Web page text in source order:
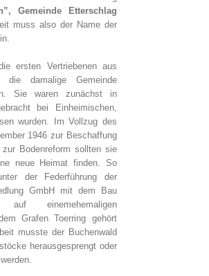
Gemeinde Etterschlag
muss also der Name der
ersten Vertriebenen aus
die damalige Gemeinde
Sie waren zunächst in
bei Einheimischen,
wurden. Im Vollzug des
1946 zur Beschaffung
Bodenreform sollten sie
neue Heimat finden. So
der Federführung der
GmbH mit dem Bau
einemehemaligen
Grafen Toerring gehört
musste der Buchenwald
herausgesprengt oder